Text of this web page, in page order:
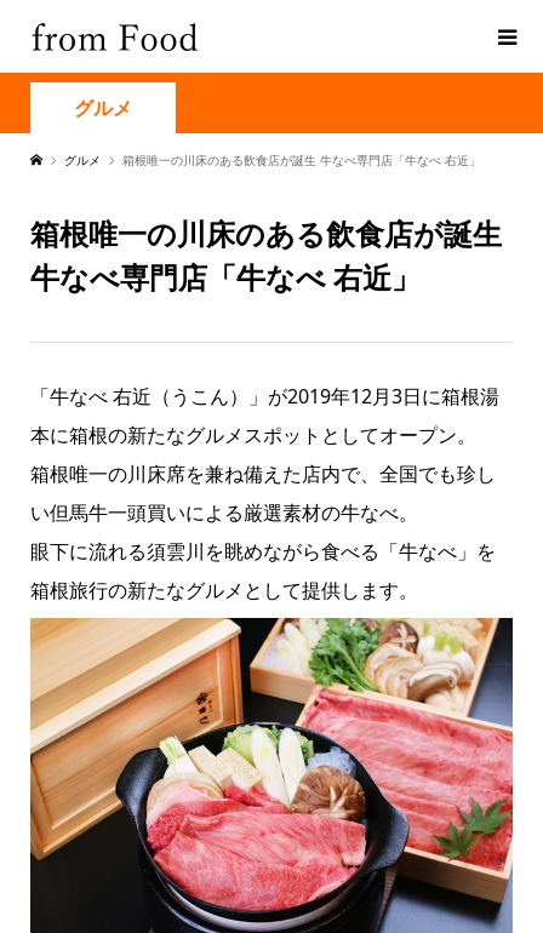
グルメ
グルメ 箱根唯一の川床のある飲食店が誕生 牛なべ専門店「牛なべ 右近」
箱根唯一の川床のある飲食店が誕生
牛なべ専門店「牛なべ 右近」
「牛なべ 右近（うこん）」が2019年12月3日に箱根湯
本に箱根の新たなグルメスポットとしてオープン。
箱根唯一の川床席を兼ね備えた店内で、全国でも珍し
い但馬牛一頭買いによる厳選素材の牛なべ。
眼下に流れる須雲川を眺めながら食べる「牛なべ」を
箱根旅行の新たなグルメとして提供します。